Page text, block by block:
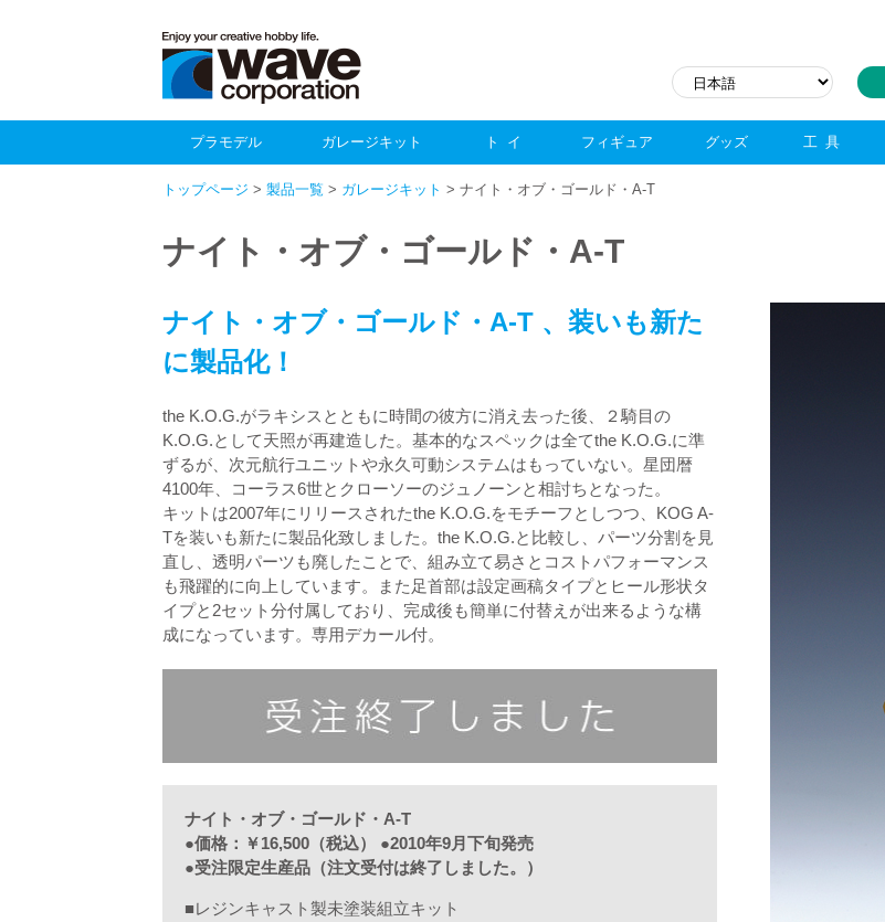
プラモデル ガレージキット トイ フィギュア グッズ 工具
トップページ > 製品一覧 > ガレージキット > ナイト・オブ・ゴールド・A-T
ナイト・オブ・ゴールド・A-T
ナイト・オブ・ゴールド・A-T 、装いも新た
に製品化！
the K.O.G.がラキシスとともに時間の彼方に消え去った後、２騎目の
K.O.G.として天照が再建造した。基本的なスペックは全てthe K.O.G.に準
ずるが、次元航行ユニットや永久可動システムはもっていない。星団暦
4100年、コーラス6世とクローソーのジュノーンと相討ちとなった。
キットは2007年にリリースされたthe K.O.G.をモチーフとしつつ、KOG A-
Tを装いも新たに製品化致しました。the K.O.G.と比較し、パーツ分割を見
直し、透明パーツも廃したことで、組み立て易さとコストパフォーマンス
も飛躍的に向上しています。また足首部は設定画稿タイプとヒール形状タ
イプと2セット分付属しており、完成後も簡単に付替えが出来るような構
成になっています。専用デカール付。
ナイト・オブ・ゴールド・A-T
●価格：￥16,500（税込） ●2010年9月下旬発売
●受注限定生産品（注文受付は終了しました。）
■レジンキャスト製未塗装組立キット